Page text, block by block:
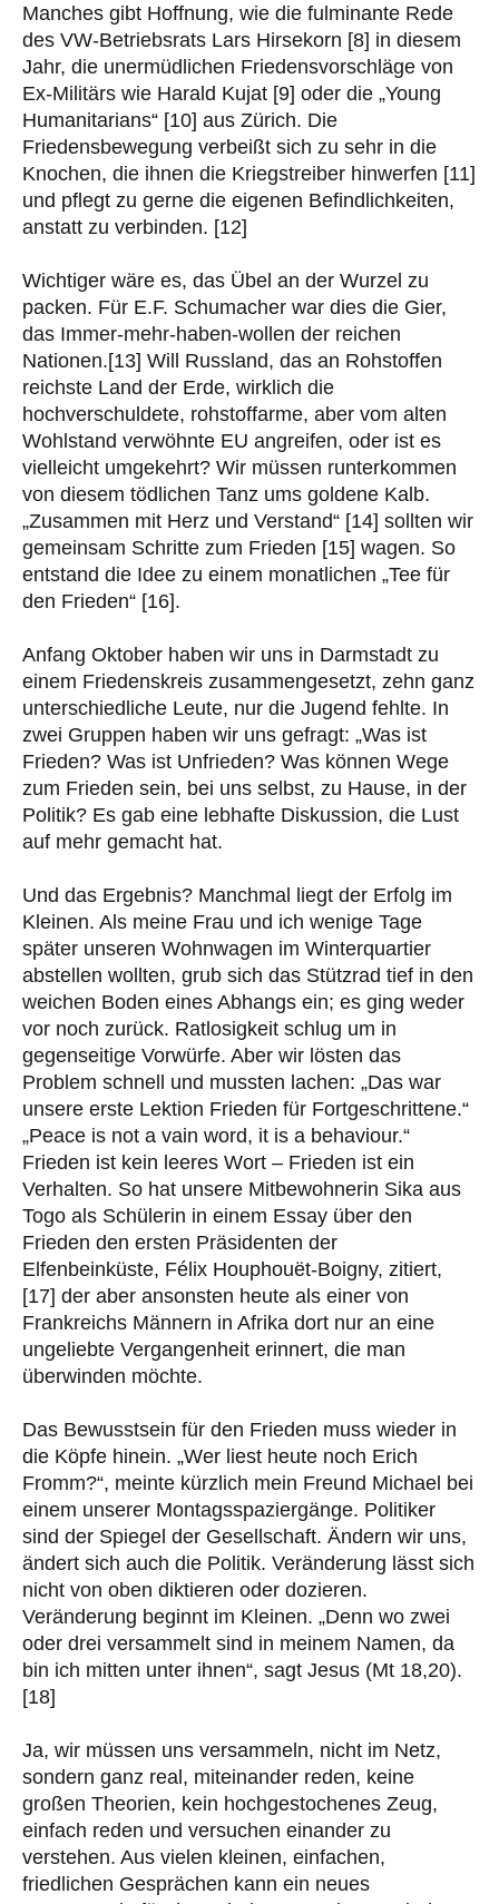
Manches gibt Hoffnung, wie die fulminante Rede
des VW-Betriebsrats Lars Hirsekorn [8] in diesem
Jahr, die unermüdlichen Friedensvorschläge von
Ex-Militärs wie Harald Kujat [9] oder die „Young
Humanitarians“ [10] aus Zürich. Die
Friedensbewegung verbeißt sich zu sehr in die
Knochen, die ihnen die Kriegstreiber hinwerfen [11]
und pflegt zu gerne die eigenen Befindlichkeiten,
anstatt zu verbinden. [12]
Wichtiger wäre es, das Übel an der Wurzel zu
packen. Für E.F. Schumacher war dies die Gier,
das Immer-mehr-haben-wollen der reichen
Nationen.[13] Will Russland, das an Rohstoffen
reichste Land der Erde, wirklich die
hochverschuldete, rohstoffarme, aber vom alten
Wohlstand verwöhnte EU angreifen, oder ist es
vielleicht umgekehrt? Wir müssen runterkommen
von diesem tödlichen Tanz ums goldene Kalb.
„Zusammen mit Herz und Verstand“ [14] sollten wir
gemeinsam Schritte zum Frieden [15] wagen. So
entstand die Idee zu einem monatlichen „Tee für
den Frieden“ [16].
Anfang Oktober haben wir uns in Darmstadt zu
einem Friedenskreis zusammengesetzt, zehn ganz
unterschiedliche Leute, nur die Jugend fehlte. In
zwei Gruppen haben wir uns gefragt: „Was ist
Frieden? Was ist Unfrieden? Was können Wege
zum Frieden sein, bei uns selbst, zu Hause, in der
Politik? Es gab eine lebhafte Diskussion, die Lust
auf mehr gemacht hat.
Und das Ergebnis? Manchmal liegt der Erfolg im
Kleinen. Als meine Frau und ich wenige Tage
später unseren Wohnwagen im Winterquartier
abstellen wollten, grub sich das Stützrad tief in den
weichen Boden eines Abhangs ein; es ging weder
vor noch zurück. Ratlosigkeit schlug um in
gegenseitige Vorwürfe. Aber wir lösten das
Problem schnell und mussten lachen: „Das war
unsere erste Lektion Frieden für Fortgeschrittene.“
„Peace is not a vain word, it is a behaviour.“
Frieden ist kein leeres Wort – Frieden ist ein
Verhalten. So hat unsere Mitbewohnerin Sika aus
Togo als Schülerin in einem Essay über den
Frieden den ersten Präsidenten der
Elfenbeinküste, Félix Houphouët-Boigny, zitiert,
[17] der aber ansonsten heute als einer von
Frankreichs Männern in Afrika dort nur an eine
ungeliebte Vergangenheit erinnert, die man
überwinden möchte.
Das Bewusstsein für den Frieden muss wieder in
die Köpfe hinein. „Wer liest heute noch Erich
Fromm?“, meinte kürzlich mein Freund Michael bei
einem unserer Montagsspaziergänge. Politiker
sind der Spiegel der Gesellschaft. Ändern wir uns,
ändert sich auch die Politik. Veränderung lässt sich
nicht von oben diktieren oder dozieren.
Veränderung beginnt im Kleinen. „Denn wo zwei
oder drei versammelt sind in meinem Namen, da
bin ich mitten unter ihnen“, sagt Jesus (Mt 18,20).
[18]
Ja, wir müssen uns versammeln, nicht im Netz,
sondern ganz real, miteinander reden, keine
großen Theorien, kein hochgestochenes Zeug,
einfach reden und versuchen einander zu
verstehen. Aus vielen kleinen, einfachen,
friedlichen Gesprächen kann ein neues